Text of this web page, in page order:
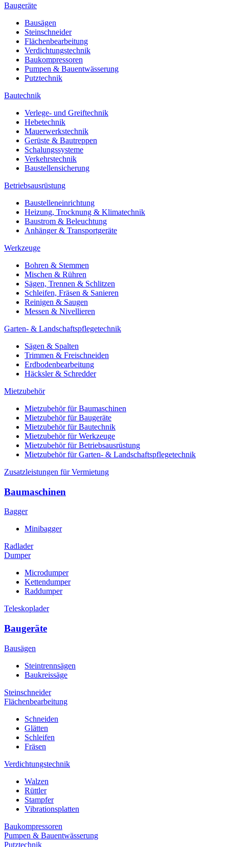
Baugeräte
Bausägen
Steinschneider
Flächenbearbeitung
Verdichtungstechnik
Baukompressoren
Pumpen & Bauentwässerung
Putztechnik
Bautechnik
Verlege- und Greiftechnik
Hebetechnik
Mauerwerkstechnik
Gerüste & Bautreppen
Schalungssysteme
Verkehrstechnik
Baustellensicherung
Betriebsausrüstung
Baustelleneinrichtung
Heizung, Trocknung & Klimatechnik
Baustrom & Beleuchtung
Anhänger & Transportgeräte
Werkzeuge
Bohren & Stemmen
Mischen & Rühren
Sägen, Trennen & Schlitzen
Schleifen, Fräsen & Sanieren
Reinigen & Saugen
Messen & Nivellieren
Garten- & Landschaftspflegetechnik
Sägen & Spalten
Trimmen & Freischneiden
Erdbodenbearbeitung
Häcksler & Schredder
Mietzubehör
Mietzubehör für Baumaschinen
Mietzubehör für Baugeräte
Mietzubehör für Bautechnik
Mietzubehör für Werkzeuge
Mietzubehör für Betriebsausrüstung
Mietzubehör für Garten- & Landschaftspflegetechnik
Zusatzleistungen für Vermietung
Baumaschinen
Bagger
Minibagger
Radlader
Dumper
Microdumper
Kettendumper
Raddumper
Teleskoplader
Baugeräte
Bausägen
Steintrennsägen
Baukreissäge
Steinschneider
Flächenbearbeitung
Schneiden
Glätten
Schleifen
Fräsen
Verdichtungstechnik
Walzen
Rüttler
Stampfer
Vibrationsplatten
Baukompressoren
Pumpen & Bauentwässerung
Putztechnik